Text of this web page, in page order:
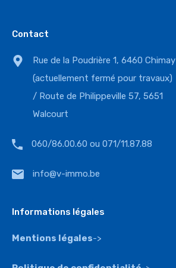
Contact
Rue de la Poudrière 1, 6460 Chimay
(actuellement fermé pour travaux)
/ Route de Philippeville 57, 5651
Walcourt
060/86.00.60 ou 071/11.87.88
info@v-immo.be
Informations légales
Mentions légales->